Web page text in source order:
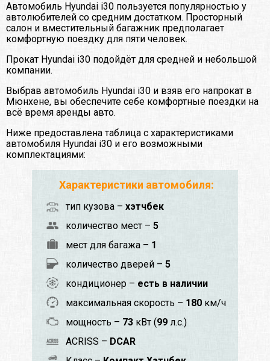
Автомобиль Hyundai i30 пользуется популярностью у
автолюбителей со средним достатком. Просторный
салон и вместительный багажник предполагает
комфортную поездку для пяти человек.
Прокат Hyundai i30 подойдёт для средней и небольшой
компании.
Выбрав автомобиль Hyundai i30 и взяв его напрокат в
Мюнхене, вы обеспечите себе комфортные поездки на
всё время аренды авто.
Ниже предоставлена таблица с характеристиками
автомобиля Hyundai i30 и его возможными
комплектациями:
Характеристики автомобиля:
тип кузова – хэтчбек
количество мест – 5
мест для багажа – 1
количество дверей – 5
кондиционер – есть в наличии
максимальная скорость – 180 км/ч
мощность – 73 кВт (99 л.с.)
ACRISS – DCAR